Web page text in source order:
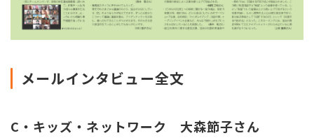
メールインタビュー全文
C・キッズ・ネットワーク 大森節子さん